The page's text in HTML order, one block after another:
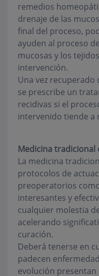
remedios
drenaje de las
final del proceso,
ayuden al proceso
mucosas y los
intervención.
Una vez
se prescribe un
recidivas si el
intervenido tiende a
Medicina tradicional
La medicina
protocolos de
preoperatorios
interesantes y
cualquier molestia
acelerando
curación.
Deberá tenerse en
padecen
evolución